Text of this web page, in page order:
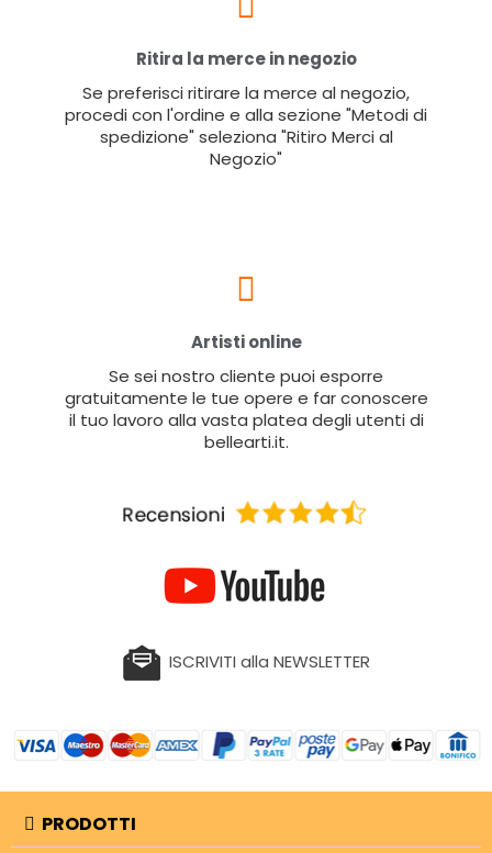
Ritira la merce in negozio
Se preferisci ritirare la merce al negozio,
procedi con l'ordine e alla sezione "Metodi di
spedizione" seleziona "Ritiro Merci al
Negozio"
Artisti online
Se sei nostro cliente puoi esporre
gratuitamente le tue opere e far conoscere
il tuo lavoro alla vasta platea degli utenti di
bellearti.it.
ISCRIVITI alla NEWSLETTER
PRODOTTI